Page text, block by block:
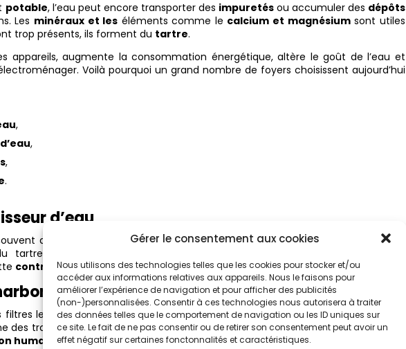
Gérer le consentement aux cookies
Nous utilisons des technologies telles que les cookies pour stocker et/ou
accéder aux informations relatives aux appareils. Nous le faisons pour
améliorer l’expérience de navigation et pour afficher des publicités
(non-)personnalisées. Consentir à ces technologies nous autorisera à traiter
des données telles que le comportement de navigation ou les ID uniques sur
ce site. Le fait de ne pas consentir ou de retirer son consentement peut avoir un
effet négatif sur certaines fonctonnalités et caractéristiques.
potable, l’eau peut encore transporter des impuretésou accumuler des dépôts
Les minéraux et les éléments comme le calcium et magnésiumsont utiles
trop présents, ils forment du tartre.
appareils, augmente la consommation énergétique, altère le goût de l’eau et
Voilà pourquoi un grand nombre de foyers choisissent aujourd’hui
,
,
,
.
d’eau
des polyphosphatesou un système à résine pour retirer le
calcium et
tartre. Résultat : une eau plus douce, une installation qui
contre le calcaire.
actif
filtres les plus populaires. Il permet d’éliminer lechlore, les résidus depesticide
des traces demétaux lourds . L’eau filtrée est plus agréable, plus douce en goût
humaine.